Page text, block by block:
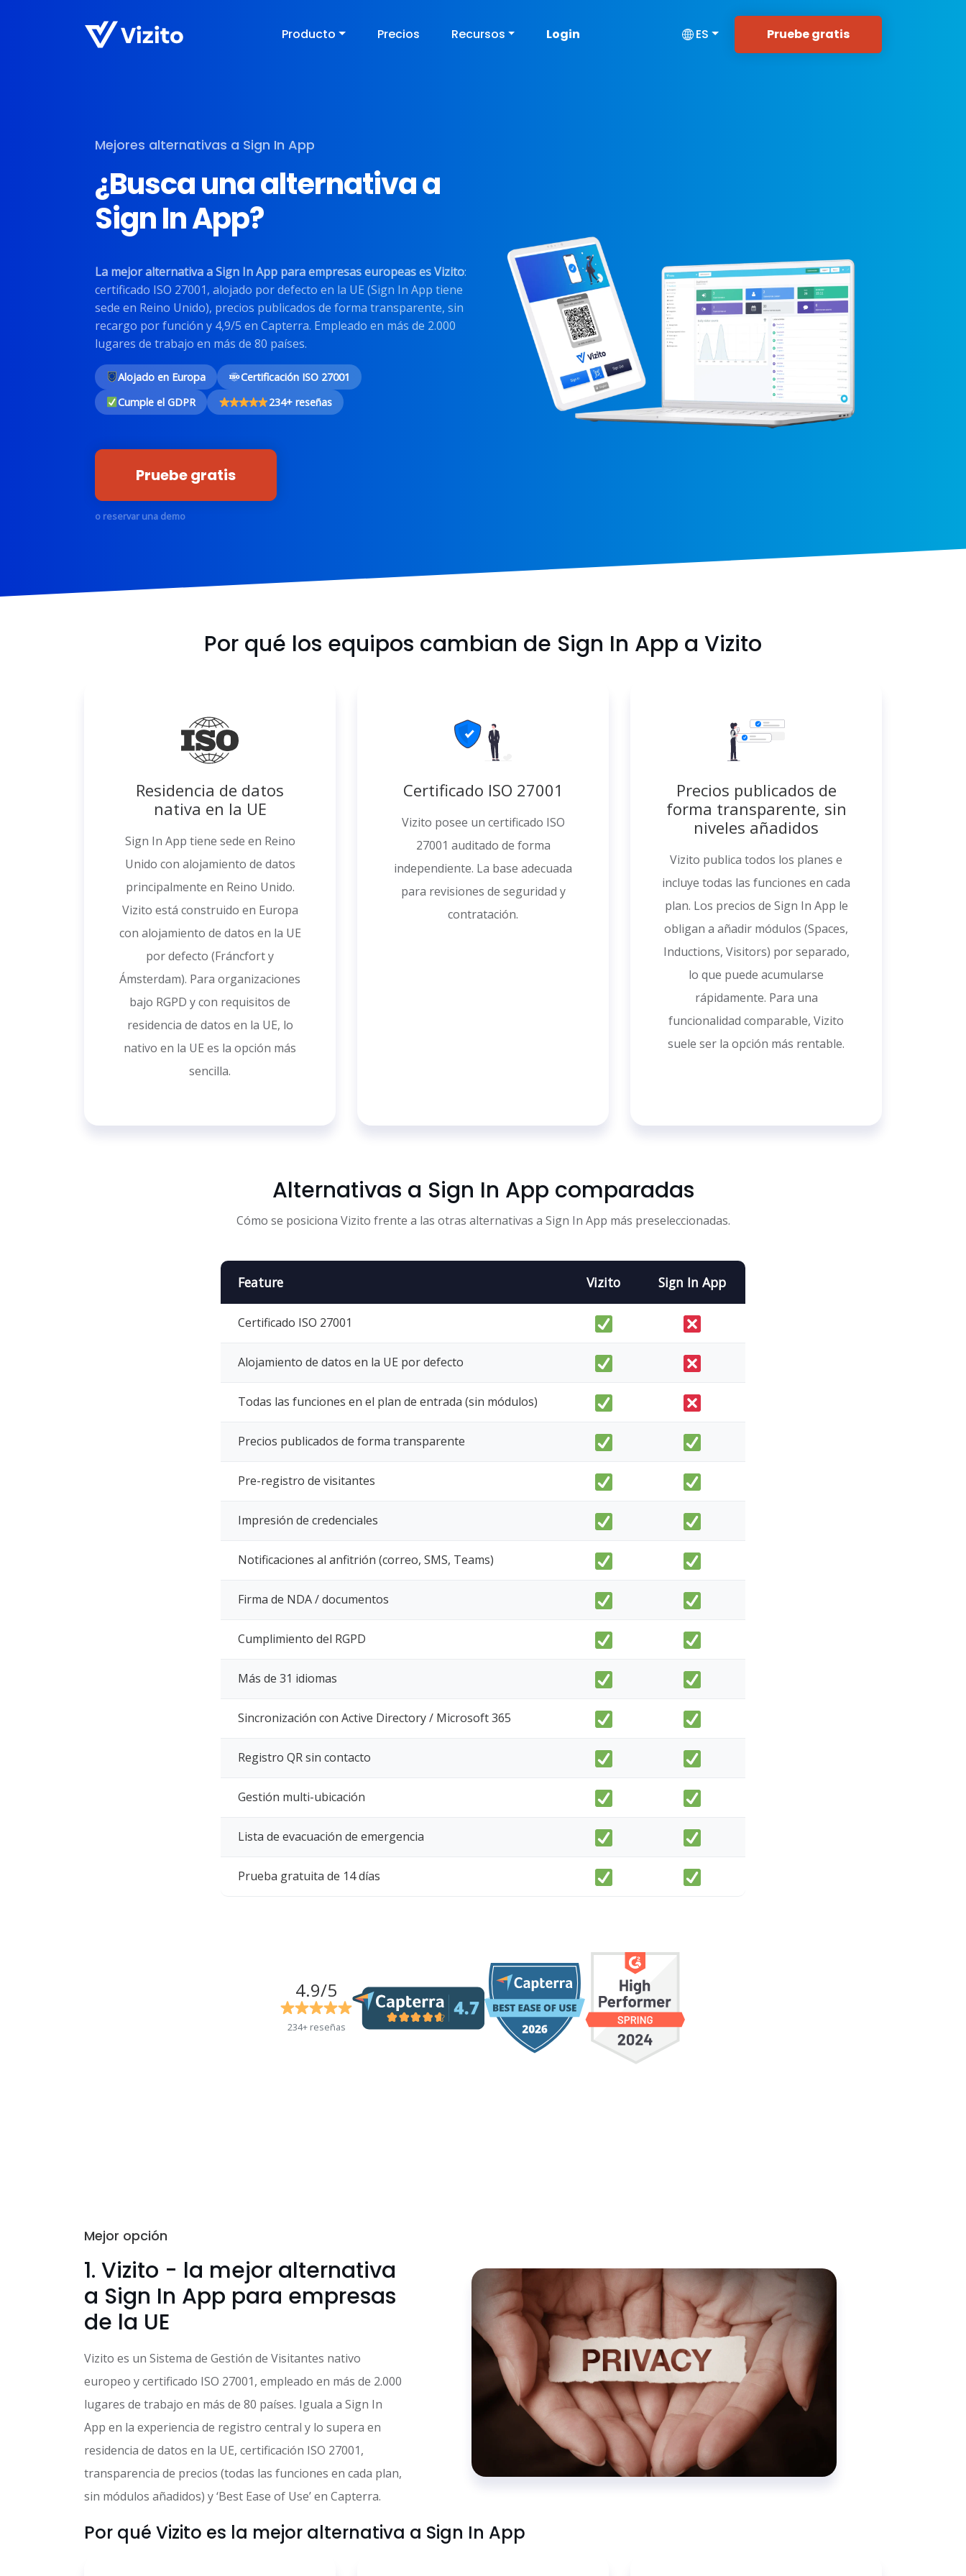
Producto Precios Recursos Login ES Pruebe gratis
Mejores alternativas a Sign In App
¿Busca una alternativa a
Sign In App?
La mejor alternativa a Sign In App para empresas europeas es Vizito:
certificado ISO 27001, alojado por defecto en la UE (Sign In App tiene
sede en Reino Unido), precios publicados de forma transparente, sin
recargo por función y 4,9/5 en Capterra. Empleado en más de 2.000
lugares de trabajo en más de 80 países.
Alojado en Europa
Certificación ISO 27001
Cumple el GDPR
234+ reseñas
Pruebe gratis
o reservar una demo
Por qué los equipos cambian de Sign In App a Vizito
Residencia de datos
nativa en la UE
Sign In App tiene sede en Reino
Unido con alojamiento de datos
principalmente en Reino Unido.
Vizito está construido en Europa
con alojamiento de datos en la UE
por defecto (Fráncfort y
Ámsterdam). Para organizaciones
bajo RGPD y con requisitos de
residencia de datos en la UE, lo
nativo en la UE es la opción más
sencilla.
Certificado ISO 27001
Vizito posee un certificado ISO
27001 auditado de forma
independiente. La base adecuada
para revisiones de seguridad y
contratación.
Precios publicados de
forma transparente, sin
niveles añadidos
Vizito publica todos los planes e
incluye todas las funciones en cada
plan. Los precios de Sign In App le
obligan a añadir módulos (Spaces,
Inductions, Visitors) por separado,
lo que puede acumularse
rápidamente. Para una
funcionalidad comparable, Vizito
suele ser la opción más rentable.
Alternativas a Sign In App comparadas
Cómo se posiciona Vizito frente a las otras alternativas a Sign In App más preseleccionadas.
Feature Vizito Sign In App
Certificado ISO 27001
Alojamiento de datos en la UE por defecto
Todas las funciones en el plan de entrada (sin módulos)
Precios publicados de forma transparente
Pre-registro de visitantes
Impresión de credenciales
Notificaciones al anfitrión (correo, SMS, Teams)
Firma de NDA / documentos
Cumplimiento del RGPD
Más de 31 idiomas
Sincronización con Active Directory / Microsoft 365
Registro QR sin contacto
Gestión multi-ubicación
Lista de evacuación de emergencia
Prueba gratuita de 14 días
4.9/5
234+ reseñas
Mejor opción
1. Vizito - la mejor alternativa
a Sign In App para empresas
de la UE
Vizito es un Sistema de Gestión de Visitantes nativo
europeo y certificado ISO 27001, empleado en más de 2.000
lugares de trabajo en más de 80 países. Iguala a Sign In
App en la experiencia de registro central y lo supera en
residencia de datos en la UE, certificación ISO 27001,
transparencia de precios (todas las funciones en cada plan,
sin módulos añadidos) y ‘Best Ease of Use’ en Capterra.
Por qué Vizito es la mejor alternativa a Sign In App